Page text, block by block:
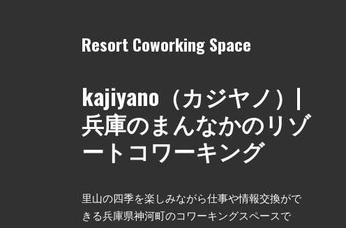
Resort Coworking Space
kajiyano（カジヤノ）|
兵庫のまんなかのリゾ
ートコワーキング
里山の四季を楽しみながら仕事や情報交換がで
きる兵庫県神河町のコワーキングスペースで